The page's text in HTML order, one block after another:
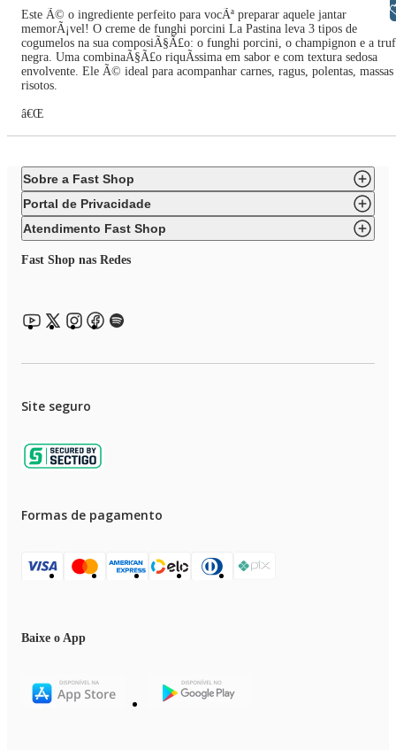
Este Ã© o ingrediente perfeito para vocÃª preparar aquele jantar
memorÃ¡vel! O creme de funghi porcini La Pastina leva 3 tipos de
cogumelos na sua composiÃ§Ã£o: o funghi porcini, o champignon e a
negra. Uma combinaÃ§Ã£o riquÃ­ssima em sabor e com textura sedosa
envolvente. Ele Ã© ideal para acompanhar carnes, ragus, polentas, massas
risotos.
â€Œ
Sobre a Fast Shop
Portal de Privacidade
Atendimento Fast Shop
Fast Shop nas Redes
Site seguro
Formas de pagamento
Baixe o App
Libras